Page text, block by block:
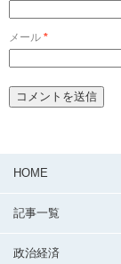
メール *
HOME
記事一覧
政治経済